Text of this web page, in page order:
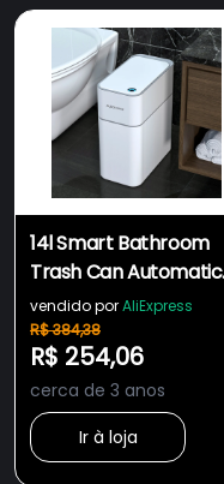
14l Smart Bathroom
Trash Can Automatic
Bagging Electronic
Trash CanBin
vendido porAliExpress
R$ 384,38
R$ 254,06
cerca de 3 anos
Ir à loja